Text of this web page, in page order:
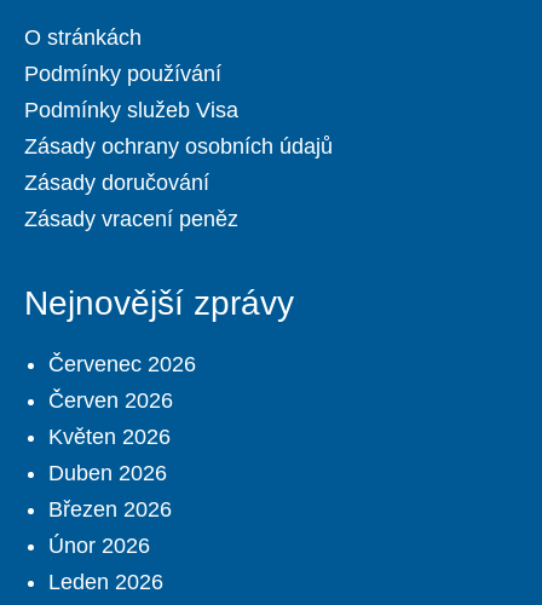
O stránkách
Podmínky používání
Podmínky služeb Visa
Zásady ochrany osobních údajů
Zásady doručování
Zásady vracení peněz
Nejnovější zprávy
Červenec 2026
Červen 2026
Květen 2026
Duben 2026
Březen 2026
Únor 2026
Leden 2026